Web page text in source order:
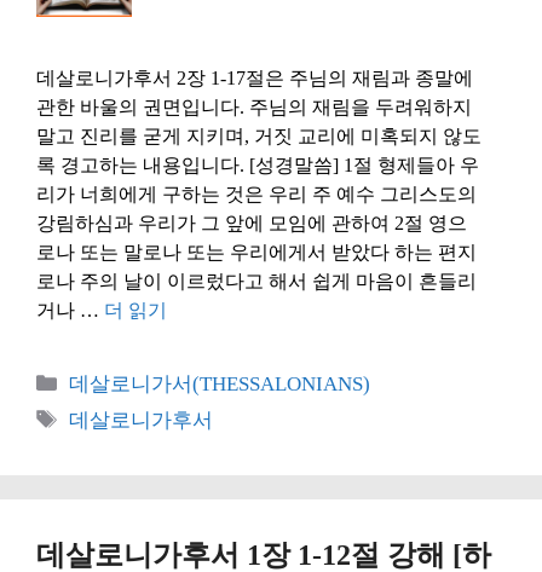
데살로니가후서 2장 1-17절은 주님의 재림과 종말에
관한 바울의 권면입니다. 주님의 재림을 두려워하지
말고 진리를 굳게 지키며, 거짓 교리에 미혹되지 않도
록 경고하는 내용입니다. [성경말씀] 1절 형제들아 우
리가 너희에게 구하는 것은 우리 주 예수 그리스도의
강림하심과 우리가 그 앞에 모임에 관하여 2절 영으
로나 또는 말로나 또는 우리에게서 받았다 하는 편지
로나 주의 날이 이르렀다고 해서 쉽게 마음이 흔들리
거나 … 더 읽기
카
테
데살로니가서(THESSALONIANS)
태
데살로니가후서
데살로니가후서 1장 1-12절 강해 [하